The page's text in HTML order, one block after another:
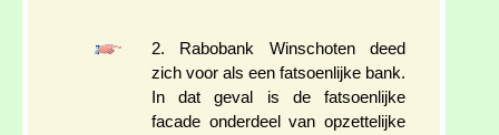
2. Rabobank Winschoten deed
zich voor als een fatsoenlijke bank.
In dat geval is de fatsoenlijke
facade onderdeel van opzettelijke